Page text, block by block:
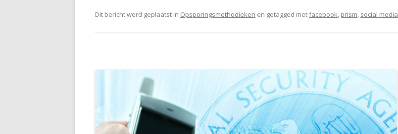
Dit bericht werd geplaatst in Opsporingsmethodieken en getagged metfacebook, prism, social media